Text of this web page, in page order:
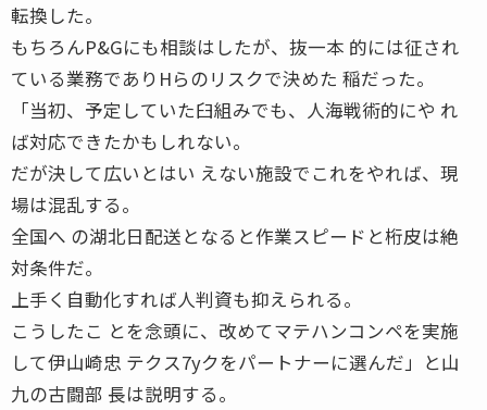
転換した。
もちろんP&Gにも相談はしたが、抜一本 的には征され
ている業務でありHらのリスクで決めた 稲だった。
「当初、予定していた臼組みでも、人海戦術的にや れ
ば対応できたかもしれない。
だが決して広いとはい えない施設でこれをやれば、現
場は混乱する。
全国へ の湖北日配送となると作業スピードと桁皮は絶
対条件だ。
上手く自動化すれば人判資も抑えられる。
こうしたこ とを念頭に、改めてマテハンコンペを実施
して伊山崎忠 テクス7yクをパートナーに選んだ」と山
九の古闘部 長は説明する。